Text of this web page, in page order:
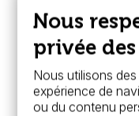
Nous
privée
Nous utilisons
expérience de
ou du contenu